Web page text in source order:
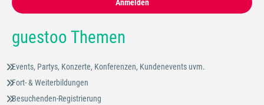
Anmelden
guestoo Themen
Events, Partys, Konzerte, Konferenzen, Kundenevents uvm.
Fort- & Weiterbildungen
Besuchenden-Registrierung